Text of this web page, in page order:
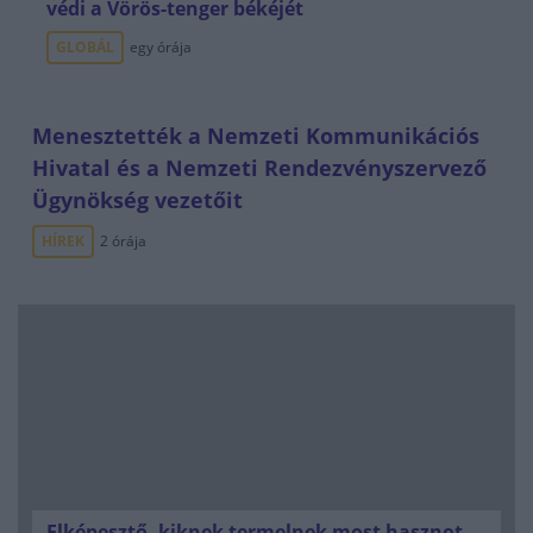
védi a Vörös-tenger békéjét
GLOBÁL egy órája
Menesztették a Nemzeti Kommunikációs
Hivatal és a Nemzeti Rendezvényszervező
Ügynökség vezetőit
HÍREK 2 órája